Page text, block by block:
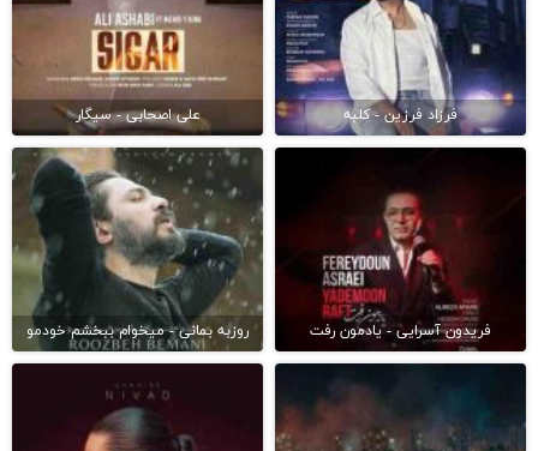
فرزاد فرزین - کلبه علی اصحابی - سیگار
فریدون آسرایی - یادمون رفت روزبه بمانی - میخوام ببخشم خودمو